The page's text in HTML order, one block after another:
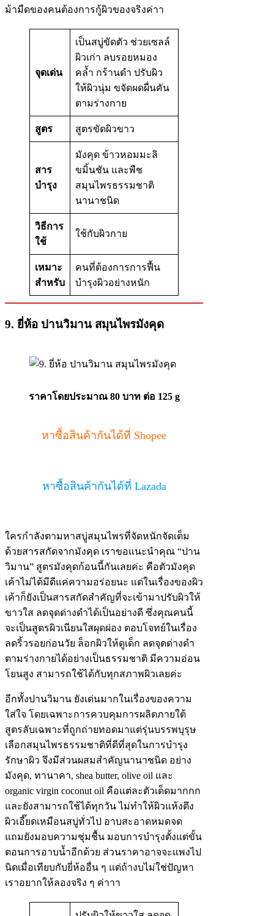
ม้ามืดของคนต้องการกู้ผิวของจริงค่าา
จุดเด่น
เป็นสบู่ขัดตัว ช่วยเซลล์
ผิวเก่า ลบรอยหมอง
คล้ำ กร้านดำ ปรับผิว
ให้ผิวนุ่ม ขจัดผดผื่นคัน
ตามร่างกาย
สูตร สูตรขัดผิวขาว
สาร
บำรุง
มังคุด ข้าวหอมมะลิ
ขมิ้นชัน และพืช
สมุนไพรธรรมชาติ
นานาชนิด
วิธีการ
ใช้
ใช้กับผิวกาย
เหมาะ
สำหรับ
คนที่ต้องการการฟื้น
บำรุงผิวอย่างหนัก
9. ยี่ห้อ ปานวิมาน สมุนไพรมังคุด
ราคาโดยประมาณ 80 บาท ต่อ 125 g
หาซื้อสินค้ากันได้ที่ Shopee
หาซื้อสินค้ากันได้ที่ Lazada
ใครกำลังตามหาสบู่สมุนไพรที่จัดหนักจัดเต็ม
ด้วยสารสกัดจากมังคุด เราขอแนะนำคุณ “ปาน
วิมาน” สูตรมังคุดก้อนนี้กันเลยค่ะ คือตัวมังคุด
เค้าไม่ได้มีดีแค่ความอร่อยนะ แต่ในเรื่องของผิว
เค้าก็ยังเป็นสารสกัดสำคัญที่จะเข้ามาปรับผิวให้
ขาวใส ลดจุดด่างดำได้เป็นอย่างดี ซึ่งคุณคนนี้
จะเป็นสูตรผิวเนียนใสผุดผ่อง ตอบโจทย์ในเรื่อง
ลดริ้วรอยก่อนวัย ล็อกผิวให้ดูเด็ก ลดจุดด่างดำ
ตามร่างกายได้อย่างเป็นธรรมชาติ มีความอ่อน
โยนสูง สามารถใช้ได้กับทุกสภาพผิวเลยค่ะ
อีกทั้งปานวิมาน ยังเด่นมากในเรื่องของความ
ใส่ใจ โดยเฉพาะการควบคุมการผลิตภายใต้
สูตรลับเฉพาะที่ถูกถ่ายทอดมาแต่รุ่นบรรพบุรุษ
เลือกสมุนไพรธรรมชาติที่ดีที่สุดในการบำรุง
รักษาผิว จึงมีส่วนผสมสำคัญนานาชนิด อย่าง
มังคุด, ทานาคา, shea butter, olive oil และ
organic virgin coconut oil คือแต่ละตัวเด็ดมากกก
และยังสามารถใช้ได้ทุกวัน ไม่ทำให้ผิวแห้งตึง
ผิวเอี๊ยดเหมือนสบู่ทั่วไป อาบสะอาดหมดจด
แถมยังมอบความชุ่มชื้น มอบการบำรุงตั้งแต่ขั้น
ตอนการอาบน้ำอีกด้วย ส่วนราคาอาจจะแพงไป
นิดเมื่อเทียบกับยี่ห้ออื่น ๆ แต่ถ้างบไม่ใช่ปัญหา
เราอยากให้ลองจริง ๆ ค่าาา